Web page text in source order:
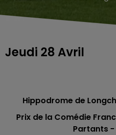
Jeudi 28 Avril
Hippodrome de
Prix de la Comédie
Partants -